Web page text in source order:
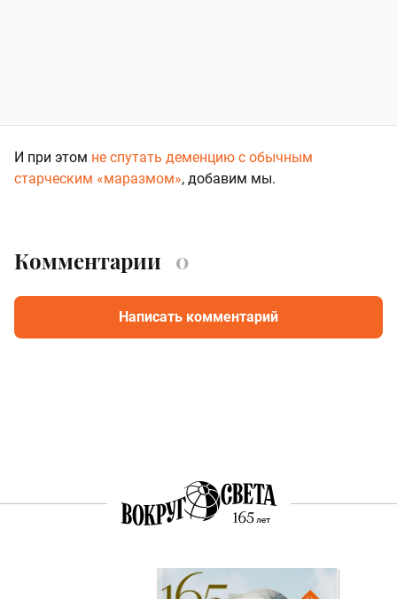
И при этом не спутать деменцию с обычным
старческим «маразмом», добавим мы.
Комментарии 0
Написать комментарий